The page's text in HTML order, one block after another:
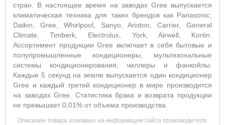
стран. В настоящее время на заводах Gree выпускается
климатическая техника для таких брендов как Panasonic,
Daikin, Gree, Whirlpool, Sanyo, Ariston, Carrier, General
Climate, Timberk, Electrolux, York, Airwell, Kortin.
Ассортимент продукции Gree включает в себя бытовые и
полупромышленные кондиционеры, мультизональные
системы кондиционирования, чиллеры и фанкойлы.
Каждые 5 секунд на земле выпускается один кондиционер
Gree и каждый третий кондиционер в мире производится
на заводах Gree. Статистика брака и возврата продукции
не превышает 0,01% от объема производства.
Описание товара основано на информации сайта производителя.